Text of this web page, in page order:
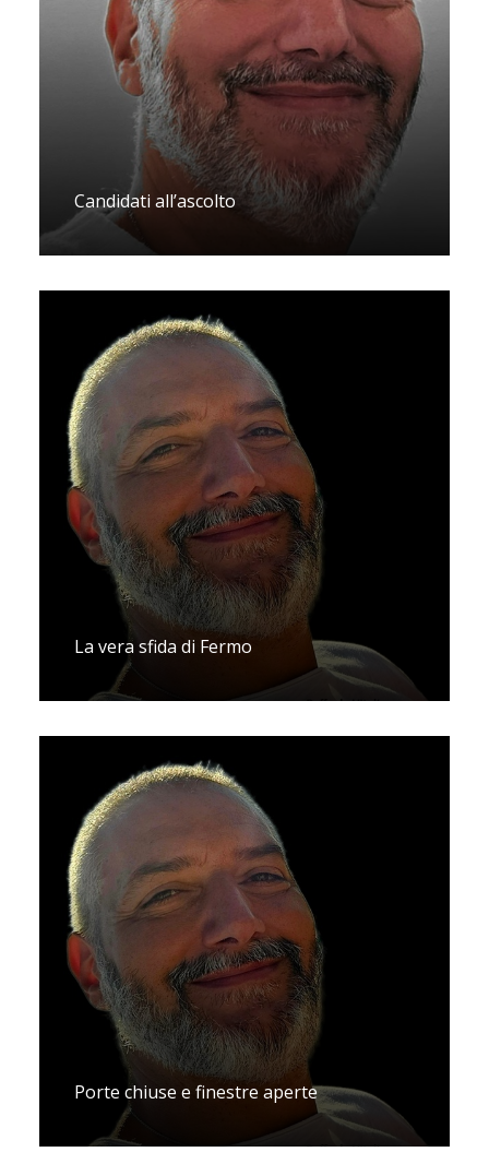
Candidati all’ascolto
La vera sfida di Fermo
Porte chiuse e finestre aperte